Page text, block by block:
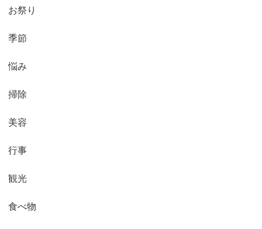
お祭り
季節
悩み
掃除
美容
行事
観光
食べ物